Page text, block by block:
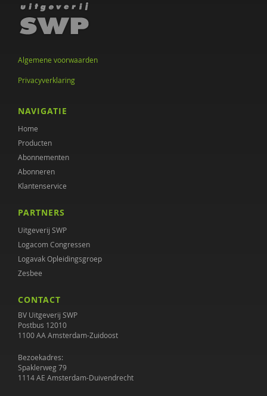
Algemene voorwaarden
Privacyverklaring
NAVIGATIE
Home
Producten
Abonnementen
Abonneren
Klantenservice
PARTNERS
Uitgeverij SWP
Logacom Congressen
Logavak Opleidingsgroep
Zesbee
CONTACT
BV Uitgeverij SWP
Postbus 12010
1100 AA Amsterdam-Zuidoost
Bezoekadres:
Spaklerweg 79
1114 AE Amsterdam-Duivendrecht